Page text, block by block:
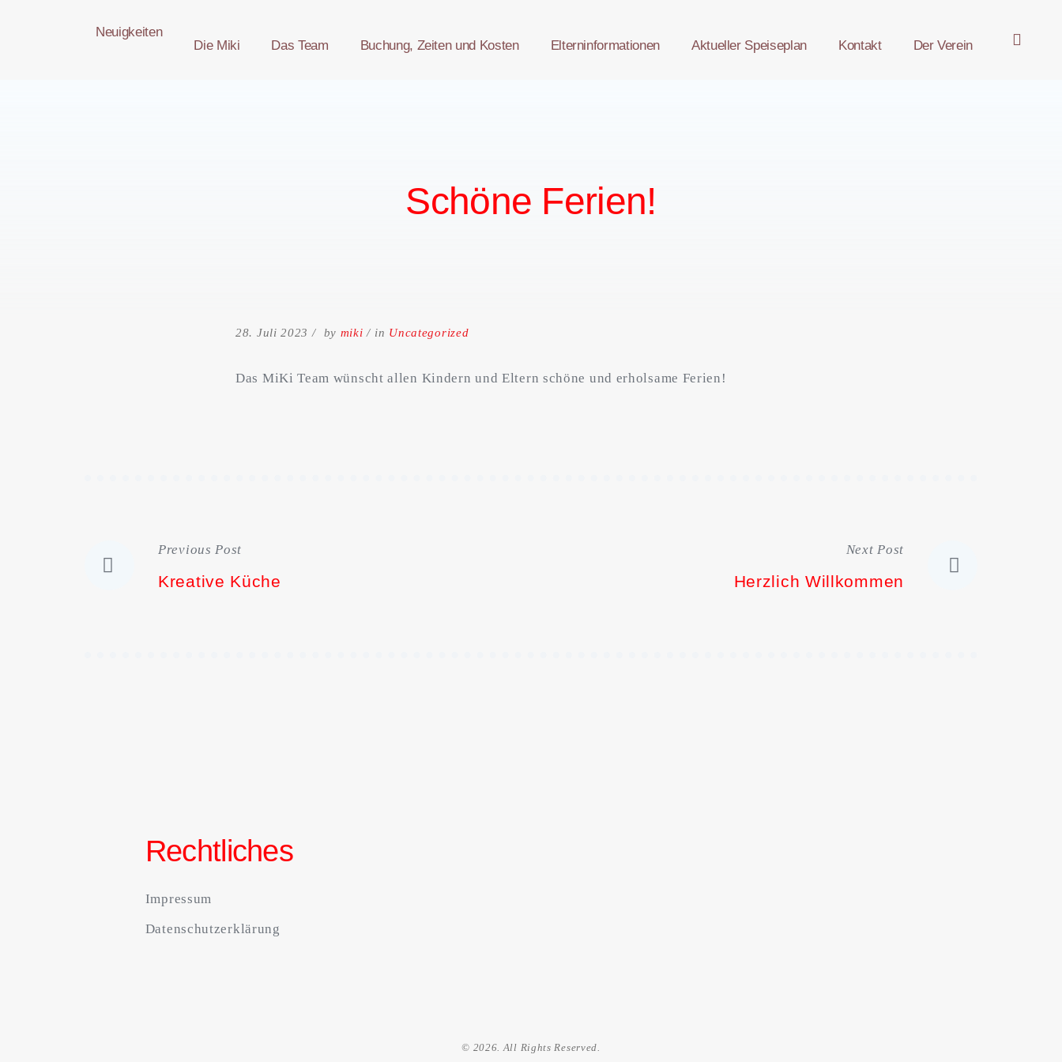
Neuigkeiten
Die Miki
Das Team Buchung, Zeiten und Kosten Elterninformationen Aktueller Speiseplan Kontakt Der Verein
Schöne Ferien!
28. Juli 2023 by miki in Uncategorized
Das MiKi Team wünscht allen Kindern und Eltern schöne und erholsame Ferien!
Beitragsnavigation
Previous Post
Kreative Küche
Next Post
Herzlich Willkommen
Rechtliches
Impressum
Datenschutzerklärung
© 2026. All Rights Reserved.